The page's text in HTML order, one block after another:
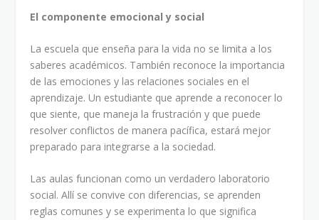
El componente emocional y social
La escuela que enseña para la vida no se limita a los
saberes académicos. También reconoce la importancia
de las emociones y las relaciones sociales en el
aprendizaje. Un estudiante que aprende a reconocer lo
que siente, que maneja la frustración y que puede
resolver conflictos de manera pacífica, estará mejor
preparado para integrarse a la sociedad.
Las aulas funcionan como un verdadero laboratorio
social. Allí se convive con diferencias, se aprenden
reglas comunes y se experimenta lo que significa